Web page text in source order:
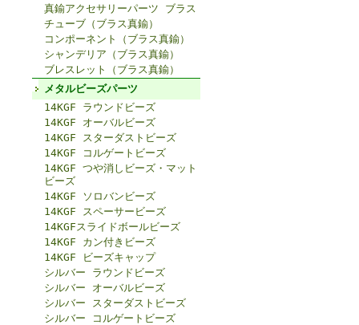
真鍮アクセサリーパーツ ブラス
チューブ（ブラス真鍮）
コンポーネント（ブラス真鍮）
シャンデリア（ブラス真鍮）
ブレスレット（ブラス真鍮）
メタルビーズパーツ
14KGF ラウンドビーズ
14KGF オーバルビーズ
14KGF スターダストビーズ
14KGF コルゲートビーズ
14KGF つや消しビーズ・マット
ビーズ
14KGF ソロバンビーズ
14KGF スペーサービーズ
14KGFスライドボールビーズ
14KGF カン付きビーズ
14KGF ビーズキャップ
シルバー ラウンドビーズ
シルバー オーバルビーズ
シルバー スターダストビーズ
シルバー コルゲートビーズ